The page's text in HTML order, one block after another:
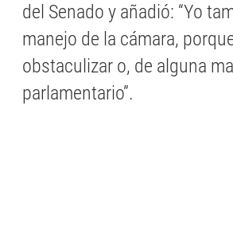
del Senado y añadió: “Yo
manejo de la cámara,
obstaculizar o, de alguna
parlamentario”.